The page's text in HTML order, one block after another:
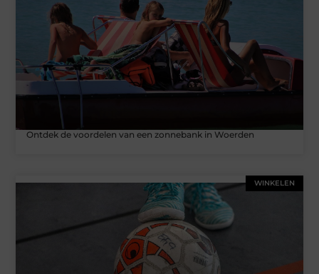
Ontdek de voordelen van een zonnebank in Woerden
WINKELEN